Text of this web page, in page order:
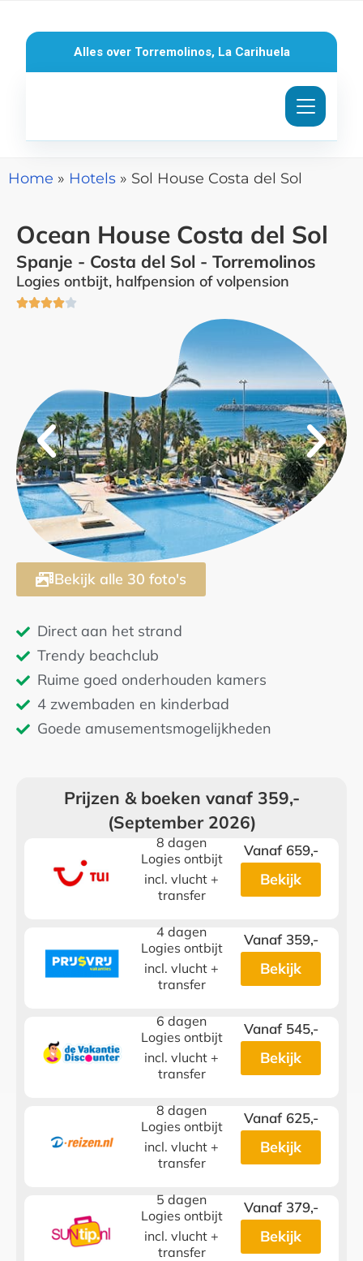
Alles over Torremolinos, La Carihuela
Home » Hotels » Sol House Costa del Sol
Ocean House Costa del Sol
Spanje - Costa del Sol - Torremolinos
Logies ontbijt, halfpension of volpension

Bekijk alle 30 foto's
Direct aan het strand
Trendy beachclub
Ruime goed onderhouden kamers
4 zwembaden en kinderbad
Goede amusementsmogelijkheden
Prijzen & boeken vanaf 359,-
(September 2026)
8 dagen
Logies ontbijt
incl. vlucht +
transfer
Vanaf 659,-
Bekijk
4 dagen
Logies ontbijt
incl. vlucht +
transfer
Vanaf 359,-
Bekijk
6 dagen
Logies ontbijt
incl. vlucht +
transfer
Vanaf 545,-
Bekijk
8 dagen
Logies ontbijt
incl. vlucht +
transfer
Vanaf 625,-
Bekijk
5 dagen
Logies ontbijt
incl. vlucht +
transfer
Vanaf 379,-
Bekijk